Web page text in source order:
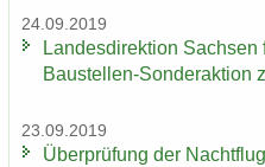
24.09.2019
Lan­des­di­rek­ti­on
Baustellen-​Sonderaktion
23.09.2019
Über­prü­fung der